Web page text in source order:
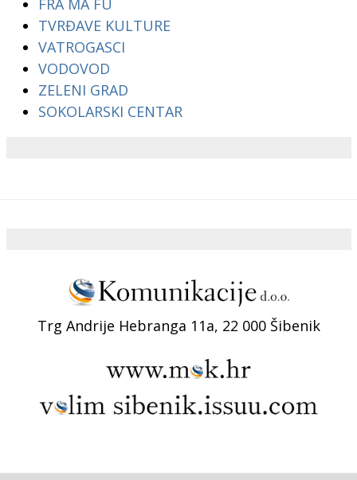
FRA MA FU
TVRĐAVE KULTURE
VATROGASCI
VODOVOD
ZELENI GRAD
SOKOLARSKI CENTAR
Trg Andrije Hebranga 11a, 22 000 Šibenik